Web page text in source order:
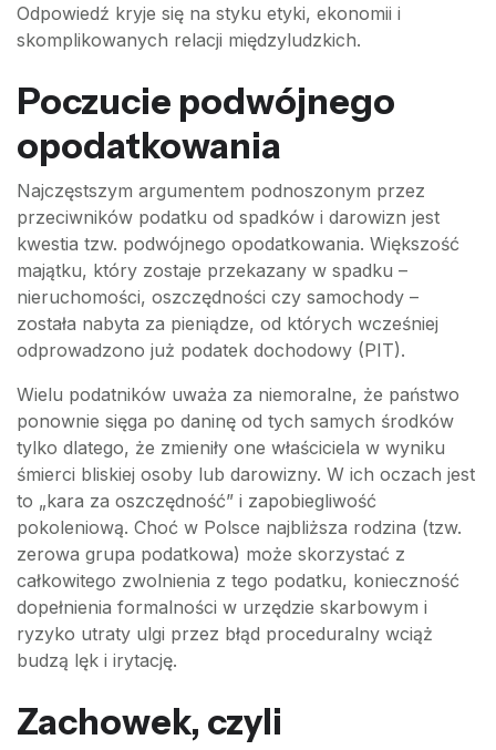
Odpowiedź kryje się na styku etyki, ekonomii i
skomplikowanych relacji międzyludzkich.
Poczucie podwójnego
opodatkowania
Najczęstszym argumentem podnoszonym przez
przeciwników podatku od spadków i darowizn jest
kwestia tzw. podwójnego opodatkowania. Większość
majątku, który zostaje przekazany w spadku –
nieruchomości, oszczędności czy samochody –
została nabyta za pieniądze, od których wcześniej
odprowadzono już podatek dochodowy (PIT).
Wielu podatników uważa za niemoralne, że państwo
ponownie sięga po daninę od tych samych środków
tylko dlatego, że zmieniły one właściciela w wyniku
śmierci bliskiej osoby lub darowizny. W ich oczach jest
to „kara za oszczędność” i zapobiegliwość
pokoleniową. Choć w Polsce najbliższa rodzina (tzw.
zerowa grupa podatkowa) może skorzystać z
całkowitego zwolnienia z tego podatku, konieczność
dopełnienia formalności w urzędzie skarbowym i
ryzyko utraty ulgi przez błąd proceduralny wciąż
budzą lęk i irytację.
Zachowek, czyli